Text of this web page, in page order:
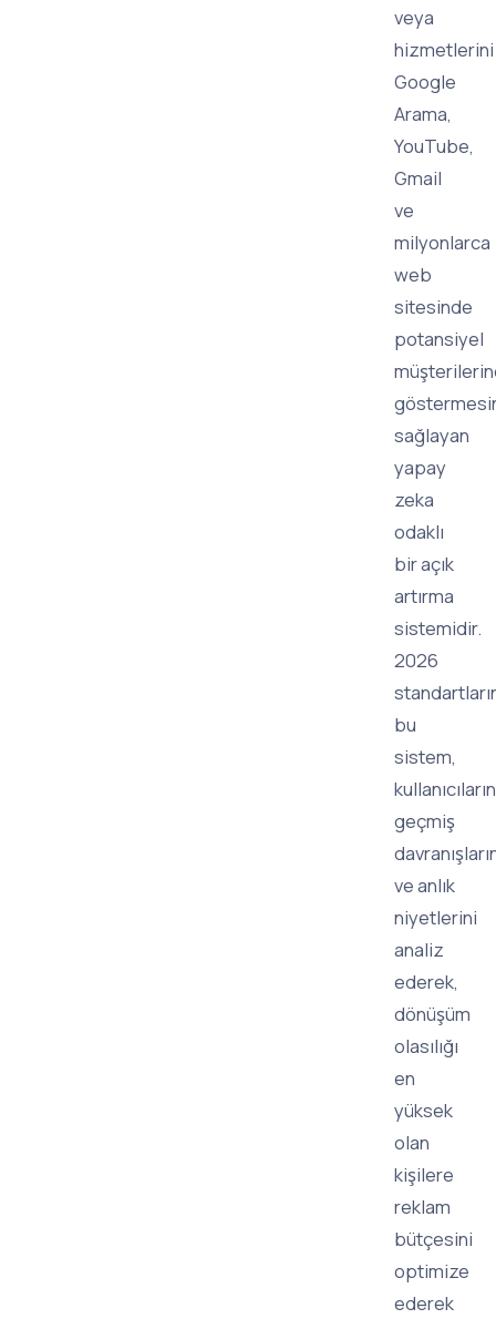
veya
hizmetlerini
Google
Arama,
YouTube,
Gmail
ve
milyonlarca
web
sitesinde
potansiyel
sağlayan
yapay
zeka
odaklı
bir açık
artırma
sistemidir.
2026
bu
sistem,
kullanıcıların
geçmiş
ve anlık
niyetlerini
analiz
ederek,
dönüşüm
olasılığı
en
yüksek
olan
kişilere
reklam
bütçesini
optimize
ederek